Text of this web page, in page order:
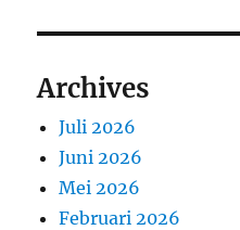
Archives
Juli 2026
Juni 2026
Mei 2026
Februari 2026